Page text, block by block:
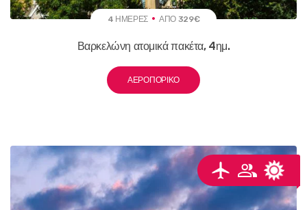
4 ΗΜΈΡΕΣ ΑΠΌ 329€
Βαρκελώνη ατομικά πακέτα, 4ημ.
ΑΕΡΟΠΟΡΙΚΌ